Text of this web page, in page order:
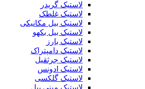
لاستیک گریدر
لاستیک غلطک
لاستیک بیل مکانیکی
لاستیک بیل بکهو
لاستیک بارز
لاستیک دامپتراک
لاستیک جرثقیل
لاستیک ادونس
لاستیک گلکسی
لاستیک مینی بیل